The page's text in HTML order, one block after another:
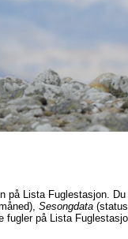
på Lista Fuglestasjon.
Sesongdata
fugler på Lista